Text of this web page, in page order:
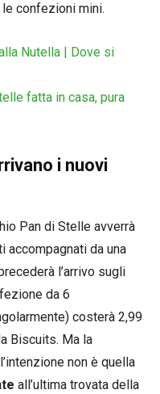
confezioni mini.
Nutella | Dove si
fatta in casa, pura
i nuovi
Pan di Stelle avverrà
accompagnati da una
l’arrivo sugli
da 6
costerà 2,99
Biscuits. Ma la
non è quella
all’ultima trovata della